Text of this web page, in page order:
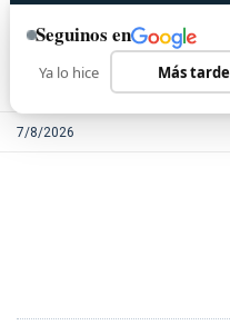
7/8/2026
Seguinos en
Ya lo hice Más tarde